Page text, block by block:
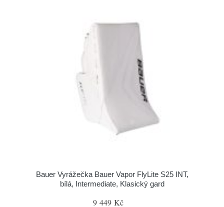
Bauer Vyrážečka Bauer Vapor FlyLite S25 INT,
bílá, Intermediate, Klasický gard
9 449 Kč